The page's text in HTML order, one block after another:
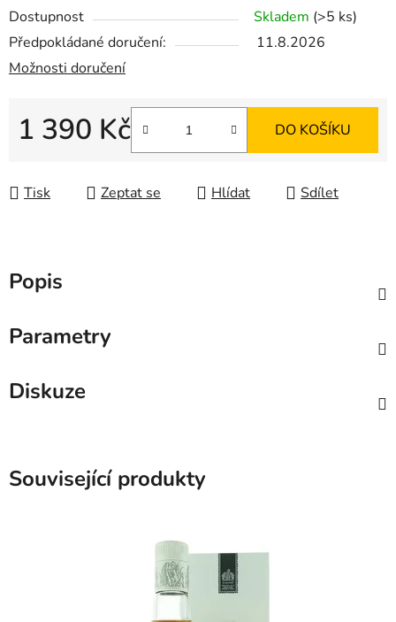
Dostupnost Skladem (>5 ks)
Předpokládané doručení:
11.8.2026
Možnosti doručení
1 390 Kč DO KOŠÍKU
Tisk Zeptat se Hlídat Sdílet
Popis
Parametry
Diskuze
Související produkty